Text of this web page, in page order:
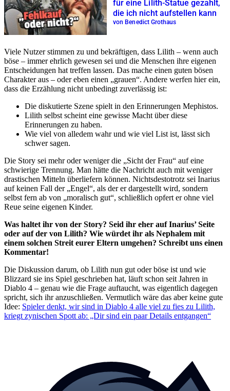
für eine Lilith-Statue gezahlt,
die ich nicht aufstellen kann
von Benedict Grothaus
Viele Nutzer stimmen zu und bekräftigen, dass Lilith – wenn auch
böse – immer ehrlich gewesen sei und die Menschen ihre eigenen
Entscheidungen hat treffen lassen. Das mache einen guten bösen
Charakter aus – oder eben einen „grauen“. Andere werfen hier ein,
dass die Erzählung nicht unbedingt zuverlässig ist:
Die diskutierte Szene spielt in den Erinnerungen Mephistos.
Lilith selbst scheint eine gewisse Macht über diese
Erinnerungen zu haben.
Wie viel von alledem wahr und wie viel List ist, lässt sich
schwer sagen.
Die Story sei mehr oder weniger die „Sicht der Frau“ auf eine
schwierige Trennung. Man hätte die Nachricht auch mit weniger
drastischen Mitteln überliefern können. Nichtsdestotrotz sei Inarius
auf keinen Fall der „Engel“, als der er dargestellt wird, sondern
selbst fern ab von „moralisch gut“, schließlich opfert er ohne viel
Reue seine eigenen Kinder.
Was haltet ihr von der Story? Seid ihr eher auf Inarius’ Seite
oder auf der von Lilith? Wie würdet ihr als Nephalem mit
einem solchen Streit eurer Eltern umgehen? Schreibt uns einen
Kommentar!
Die Diskussion darum, ob Lilith nun gut oder böse ist und wie
Blizzard sie ins Spiel geschrieben hat, läuft schon seit Jahren in
Diablo 4 – genau wie die Frage auftaucht, was eigentlich dagegen
spricht, sich ihr anzuschließen. Vermutlich wäre das aber keine gute
Idee: Spieler denkt, wir sind in Diablo 4 alle viel zu fies zu Lilith,
kriegt zynischen Spott ab: „Dir sind ein paar Details entgangen“